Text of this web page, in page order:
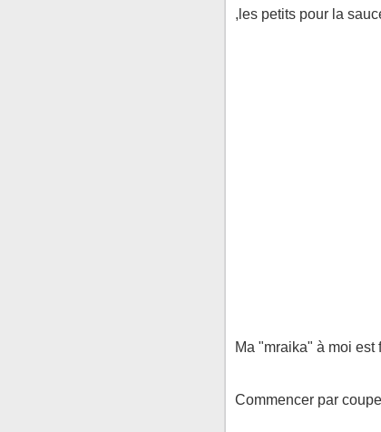
,les petits pour la
Ma "mraika" à moi
Commencer par